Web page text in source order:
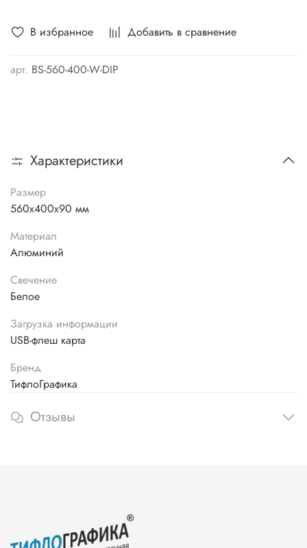
В избранное Добавить в сравнение
арт. BS-560-400-W-DIP
Характеристики
Размер
560х400х90 мм
Материал
Алюминий
Свечение
Белое
Загрузка информации
USB-флеш карта
Бренд
ТифлоГрафика
Отзывы